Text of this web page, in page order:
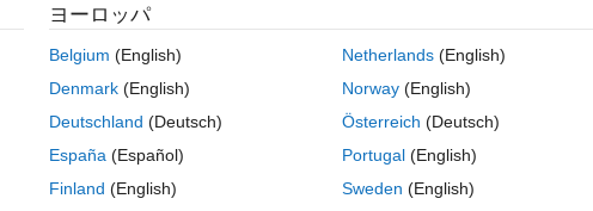
0 投票
using images (https://www.mathworks.com/help/deeplearning/ug/
- but can I do the same thing using matrices? Or does the method
- how can I modify it to be able to have data files (basically text files
the classifier? Thank you in advance for any suggestions!
ヨーロッパ
Belgium (English)
Denmark (English)
Deutschland (Deutsch)
España (Español)
Finland (English)
Netherlands(English)
Norway(English)
Österreich (Deutsch)
Portugal(English)
Sweden (English)